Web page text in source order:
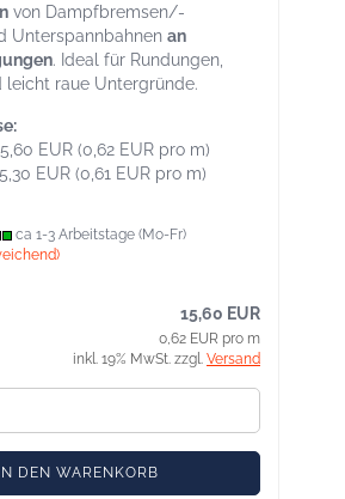
von Dampfbremsen/-
Unterspannbahnen an
. Ideal für Rundungen,
leicht raue Untergründe.
EUR (0,62 EUR pro m)
EUR (0,61 EUR pro m)
ca 1-3 Arbeitstage (Mo-Fr)
15,60 EUR
0,62 EUR pro m
inkl. 19% MwSt. zzgl. Versand
IN DEN WARENKORB